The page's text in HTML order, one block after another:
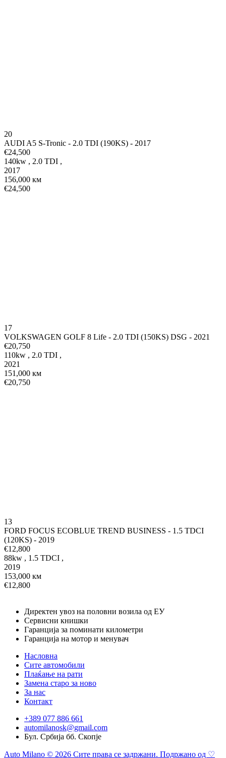
20
AUDI A5 S-Tronic - 2.0 TDI (190KS) - 2017
€24,500
140kw , 2.0 TDI ,
2017
156,000 км
€24,500
17
VOLKSWAGEN GOLF 8 Life - 2.0 TDI (150KS) DSG - 2021
€20,750
110kw , 2.0 TDI ,
2021
151,000 км
€20,750
13
FORD FOCUS ECOBLUE TREND BUSINESS - 1.5 TDCI
(120KS) - 2019
€12,800
88kw , 1.5 TDCI ,
2019
153,000 км
€12,800
Директен увоз на половни возила од ЕУ
Сервисни книшки
Гаранција за поминати километри
Гаранција на мотор и менувач
Насловна
Сите автомобили
Плаќање на рати
Замена старо за ново
За нас
Контакт
+389 077 886 661
automilanosk@gmail.com
Бул. Србија бб. Скопје
Auto Milano © 2026 Сите права се задржани. Подржано од ♡